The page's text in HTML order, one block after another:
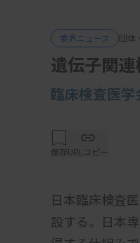
業界ニュース 団体
遺伝子関
臨床検査医学
保存URLコピー
日本臨床検査
設する。日本